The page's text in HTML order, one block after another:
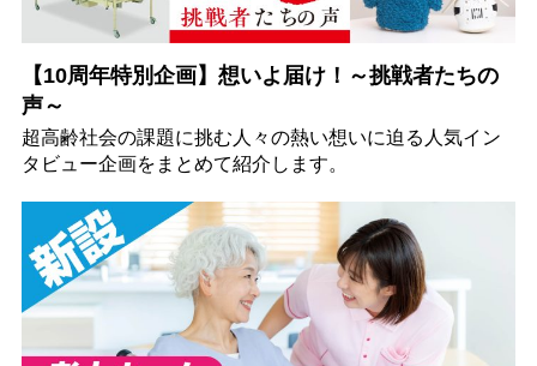
【10周年特別企画】想いよ届け！～挑戦者たちの
声～
超高齢社会の課題に挑む人々の熱い想いに迫る人気イン
タビュー企画をまとめて紹介します。